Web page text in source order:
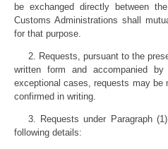
be exchanged directly between
Customs Administrations shall
for that purpose.
2. Requests, pursuant to the
written form and accompanied
exceptional cases, requests may be
confirmed in writing.
3. Requests under Paragraph
following details: